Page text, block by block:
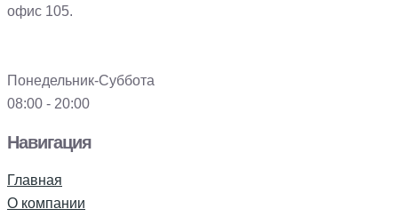
офис 105.
Понедельник-Суббота
08:00 - 20:00
Навигация
Главная
О компании